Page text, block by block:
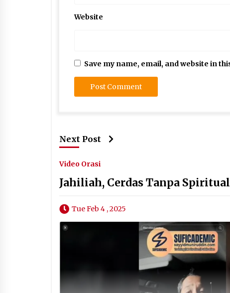
Website
Save my name, email, and website in
Next Post
Video Orasi
Jahiliah, Cerdas Tanpa Spiritual
Tue Feb 4 , 2025